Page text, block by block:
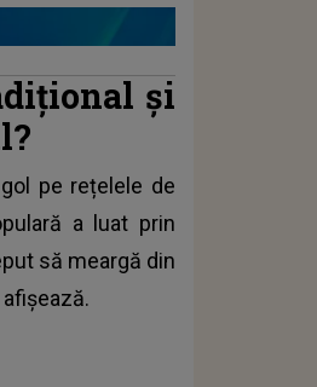
și
pe rețelele de
a luat prin
să meargă din